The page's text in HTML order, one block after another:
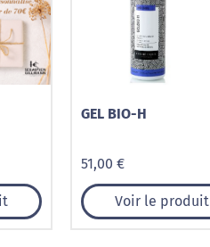
GEL BIO-H
51,00 €
Voir le produit